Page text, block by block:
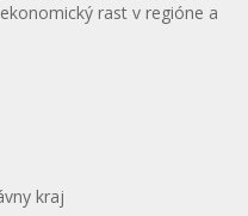
rast v regióne a
kraj